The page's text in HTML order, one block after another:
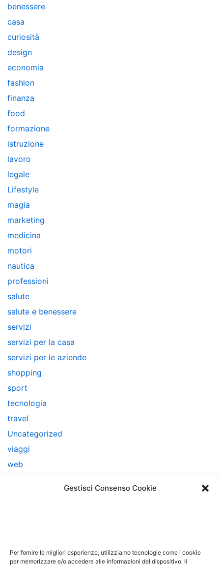
Gestisci Consenso Cookie
Per fornire le migliori esperienze, utilizziamo tecnologie come i cookie
per memorizzare e/o accedere alle informazioni del dispositivo. Il
benessere
casa
curiosità
design
economia
fashion
finanza
food
formazione
istruzione
lavoro
legale
Lifestyle
magia
marketing
medicina
motori
nautica
professioni
salute
salute e benessere
servizi
servizi per la casa
servizi per le aziende
shopping
sport
tecnologia
travel
Uncategorized
viaggi
web
disponibilità e la reperibilità dei materiali. Pertanto non